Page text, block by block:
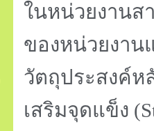
ในหน่วยงานส
ของหน่วยงาน
วัตถุประสงค์
เสริมจุดแข็ง